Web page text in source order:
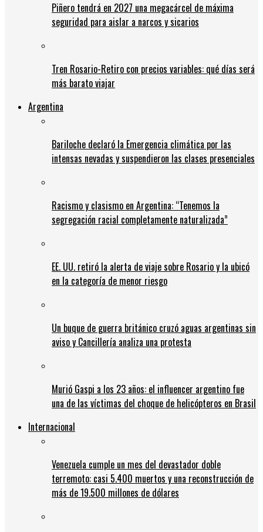
Piñero tendrá en 2027 una megacárcel de máxima
seguridad para aislar a narcos y sicarios
Tren Rosario-Retiro con precios variables: qué días será
más barato viajar
Argentina
Bariloche declaró la Emergencia climática por las
intensas nevadas y suspendieron las clases presenciales
Racismo y clasismo en Argentina: “Tenemos la
segregación racial completamente naturalizada”
EE. UU. retiró la alerta de viaje sobre Rosario y la ubicó
en la categoría de menor riesgo
Un buque de guerra británico cruzó aguas argentinas sin
aviso y Cancillería analiza una protesta
Murió Gaspi a los 23 años: el influencer argentino fue
una de las víctimas del choque de helicópteros en Brasil
Internacional
Venezuela cumple un mes del devastador doble
terremoto: casi 5.400 muertos y una reconstrucción de
más de 19.500 millones de dólares